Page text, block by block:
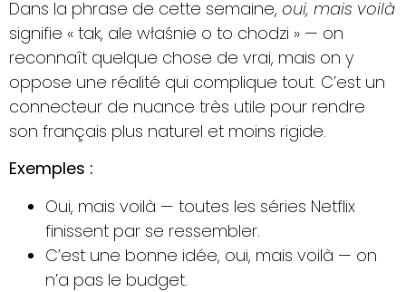
Dans la phrase de cette semaine, oui, mais voilà
signifie « tak, ale właśnie o to chodzi » — on
reconnaît quelque chose de vrai, mais on y
oppose une réalité qui complique tout. C’est un
connecteur de nuance très utile pour rendre
son français plus naturel et moins rigide.
Exemples :
Oui, mais voilà — toutes les séries Netflix
finissent par se ressembler.
C’est une bonne idée, oui, mais voilà — on
n’a pas le budget.